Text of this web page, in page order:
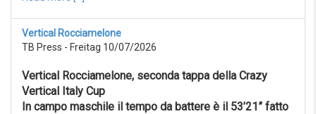
Reset
Vertical Rocciamelone
TB Press - Freitag 10/07/2026
Vertical Rocciamelone, seconda tappa della Crazy
Vertical Italy Cup
In campo maschile il tempo da battere è il 53’21” fatto